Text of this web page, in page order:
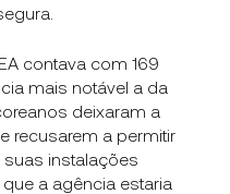
contava com 169
mais notável a da
deixaram a
recusarem a permitir
instalações
a agência estaria